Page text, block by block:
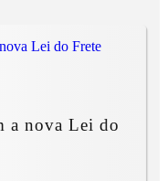
a nova Lei do